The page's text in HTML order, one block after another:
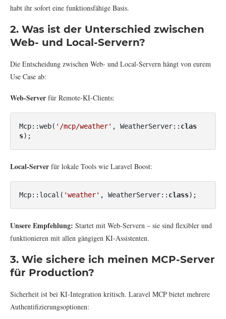
habt ihr sofort eine funktionsfähige Basis.
2. Was ist der Unterschied zwischen
Web- und Local-Servern?
Die Entscheidung zwischen Web- und Local-Servern hängt von eurem
Use Case ab:
Web-Server für Remote-KI-Clients:
Mcp::web( '/mcp/weather' , WeatherServer:: clas
s);
Local-Server für lokale Tools wie Laravel Boost:
Mcp::local( 'weather' , WeatherServer:: class);
Unsere Empfehlung: Startet mit Web-Servern – sie sind flexibler und
funktionieren mit allen gängigen KI-Assistenten.
3. Wie sichere ich meinen MCP-Server
für Production?
Sicherheit ist bei KI-Integration kritisch. Laravel MCP bietet mehrere
Authentifizierungsoptionen: